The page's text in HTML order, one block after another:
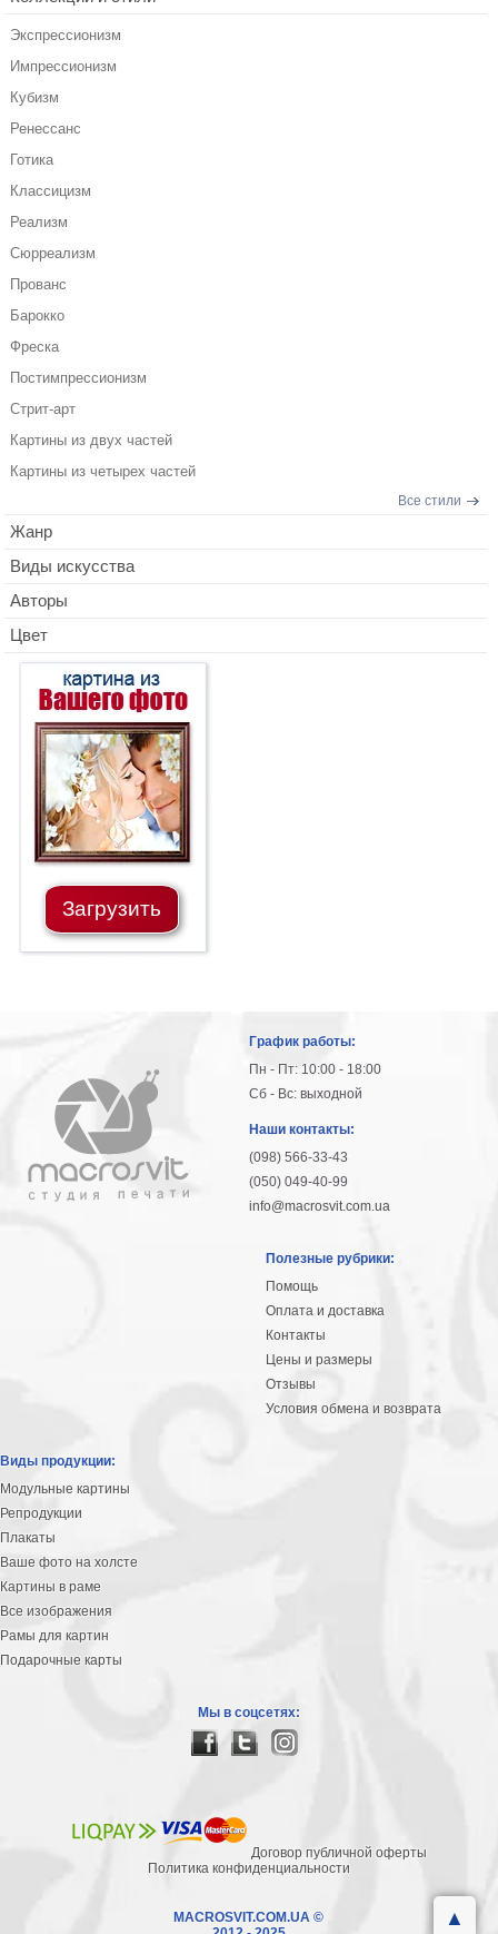
Экспрессионизм
Импрессионизм
Кубизм
Ренессанс
Готика
Классицизм
Реализм
Сюрреализм
Прованс
Барокко
Фреска
Постимпрессионизм
Стрит-арт
Картины из двух частей
Картины из четырех частей
Все стили
Жанр
Виды искусства
Авторы
Цвет
Загрузить
График работы:
Пн - Пт: 10:00 - 18:00
Сб - Вс: выходной
Наши контакты:
(098) 566-33-43
(050) 049-40-99
info@macrosvit.com.ua
Полезные рубрики:
Помощь
Оплата и доставка
Контакты
Цены и размеры
Отзывы
Условия обмена и возврата
Виды продукции:
Модульные картины
Репродукции
Плакаты
Ваше фото на холсте
Картины в раме
Все изображения
Рамы для картин
Подарочные карты
Мы в соцсетях:
Договор публичной оферты
Политика конфиденциальности
MACROSVIT.COM.UA ©
▲